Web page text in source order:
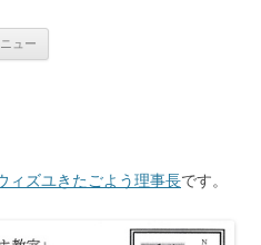
ニュー
ィズユきたごよう理事長です。